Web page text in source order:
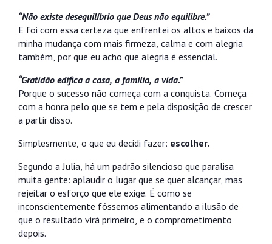
“Não existe desequilíbrio que Deus não equilibre.”
E foi com essa certeza que enfrentei os altos e baixos da
minha mudança com mais firmeza, calma e com alegria
também, por que eu acho que alegria é essencial.
“Gratidão edifica a casa, a família, a vida.”
Porque o sucesso não começa com a conquista. Começa
com a honra pelo que se tem e pela disposição de crescer
a partir disso.
Simplesmente, o que eu decidi fazer: escolher.
Segundo a Julia, há um padrão silencioso que paralisa
muita gente: aplaudir o lugar que se quer alcançar, mas
rejeitar o esforço que ele exige. É como se
inconscientemente fôssemos alimentando a ilusão de
que o resultado virá primeiro, e o comprometimento
depois.